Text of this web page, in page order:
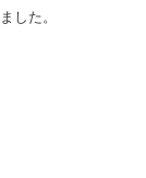
した。